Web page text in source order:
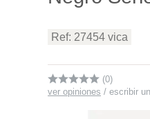
Ref: 27454 vica
(0)
ver opiniones / escribir